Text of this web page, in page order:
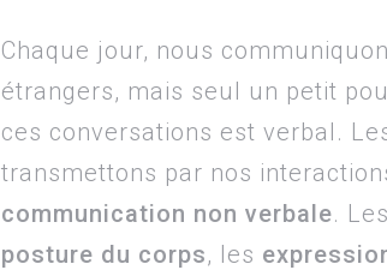
Chaque jour, nous
étrangers, mais seul un petit
ces conversations est verbal.
transmettons par nos
communication non verbale. Les
posture du corps, les